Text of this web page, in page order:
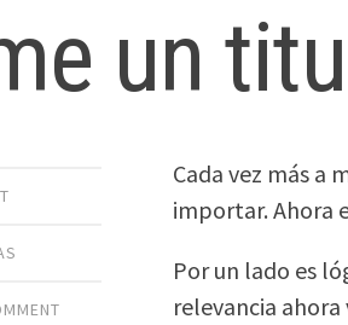
un
Cada vez más a
importar. Ahora
Por un lado es
relevancia